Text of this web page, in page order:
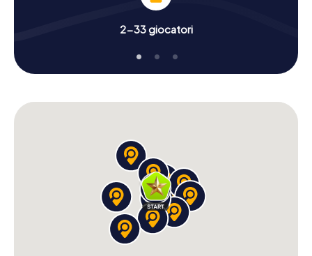
2-33 giocatori